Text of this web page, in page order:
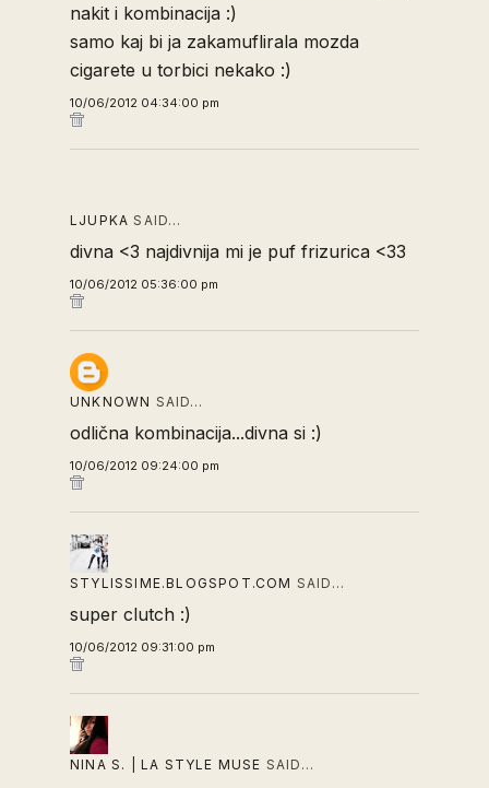
nakit i kombinacija :)
samo kaj bi ja zakamuflirala mozda
cigarete u torbici nekako :)
10/06/2012 04:34:00 pm
LJUPKA SAID…
divna <3 najdivnija mi je puf frizurica <33
10/06/2012 05:36:00 pm
UNKNOWN SAID…
odlična kombinacija...divna si :)
10/06/2012 09:24:00 pm
STYLISSIME.BLOGSPOT.COM SAID…
super clutch :)
10/06/2012 09:31:00 pm
NINA S. | LA STYLE MUSE SAID…